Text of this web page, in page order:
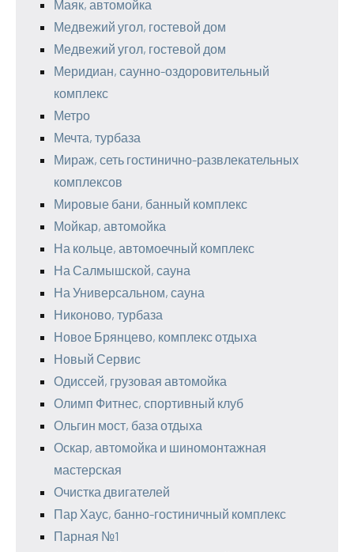
Маяк, автомойка
Медвежий угол, гостевой дом
Медвежий угол, гостевой дом
Меридиан, саунно-оздоровительный
комплекс
Метро
Мечта, турбаза
Мираж, сеть гостинично-развлекательных
комплексов
Мировые бани, банный комплекс
Мойкар, автомойка
На кольце, автомоечный комплекс
На Салмышской, сауна
На Универсальном, сауна
Никоново, турбаза
Новое Брянцево, комплекс отдыха
Новый Сервис
Одиссей, грузовая автомойка
Олимп Фитнес, спортивный клуб
Ольгин мост, база отдыха
Оскар, автомойка и шиномонтажная
мастерская
Очистка двигателей
Пар Хаус, банно-гостиничный комплекс
Парная №1